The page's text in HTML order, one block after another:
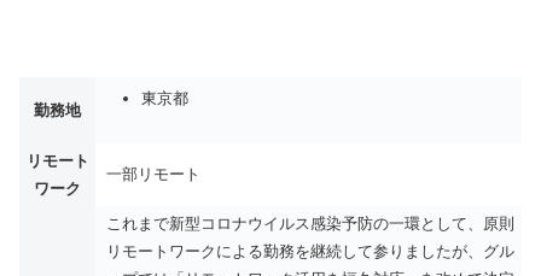
勤務地
東京都
リモート
ワーク
一部リモート
これまで新型コロナウイルス感染予防の一環として、原則
リモートワークによる勤務を継続して参りましたが、グル